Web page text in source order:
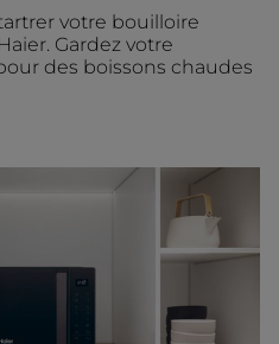
votre bouilloire
Gardez votre
des boissons chaudes